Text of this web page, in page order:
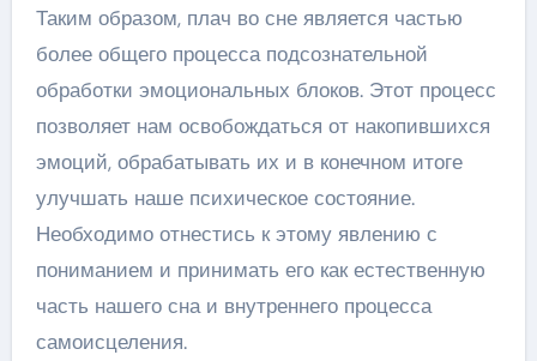
Таким образом, плач во сне является частью
более общего процесса подсознательной
обработки эмоциональных блоков. Этот процесс
позволяет нам освобождаться от накопившихся
эмоций, обрабатывать их и в конечном итоге
улучшать наше психическое состояние.
Необходимо отнестись к этому явлению с
пониманием и принимать его как естественную
часть нашего сна и внутреннего процесса
самоисцеления.